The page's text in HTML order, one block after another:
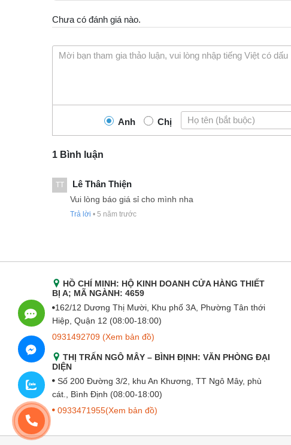
Chưa có đánh giá nào.
Anh Chị
1 Bình luận
TT Lê Thân Thiện
Vui lòng báo giá sỉ cho mình nha
Trả lời • 5 năm trước
HỒ CHÍ MINH: HỘ KINH DOANH CỬA HÀNG THIẾT
BỊ A; MÃ NGÀNH: 4659
162/12 Dương Thị Mười, Khu phố 3A, Phường Tân thới
Hiệp, Quận 12 (08:00-18:00)
0931492709 (Xem bản đồ)
THỊ TRẤN NGÔ MÂY – BÌNH ĐỊNH: VĂN PHÒNG ĐẠI
DIỆN
Số 200 Đường 3/2, khu An Khương, TT Ngô Mây, phù
cát., Bình Định (08:00-18:00)
0933471955(Xem bản đồ)